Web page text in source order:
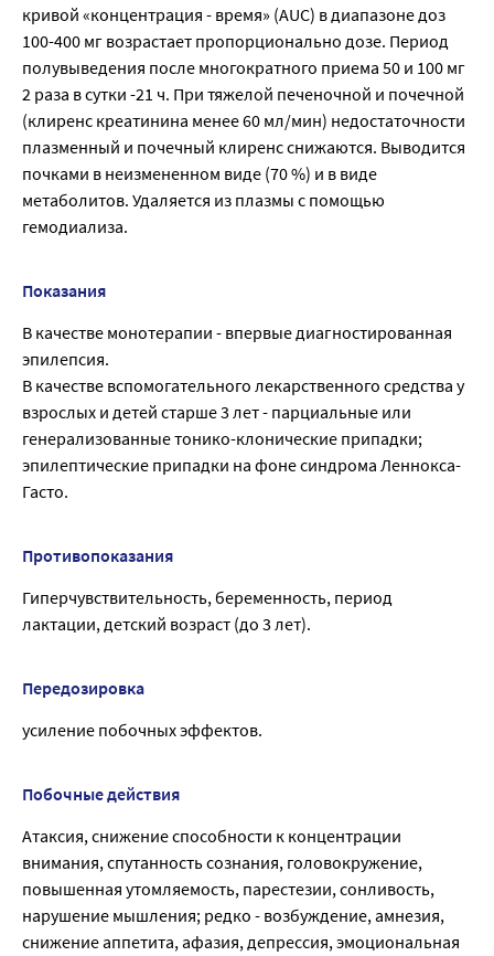
кривой «концентрация - время» (AUC) в диапазоне доз
100-400 мг возрастает пропорционально дозе. Период
полувыведения после многократного приема 50 и 100 мг
2 раза в сутки -21 ч. При тяжелой печеночной и почечной
(клиренс креатинина менее 60 мл/мин) недостаточности
плазменный и почечный клиренс снижаются. Выводится
почками в неизмененном виде (70 %) и в виде
метаболитов. Удаляется из плазмы с помощью
гемодиализа.
Показания
В качестве монотерапии - впервые диагностированная
эпилепсия.
В качестве вспомогательного лекарственного средства у
взрослых и детей старше 3 лет - парциальные или
генерализованные тонико-клонические припадки;
эпилептические припадки на фоне синдрома Леннокса-
Гасто.
Противопоказания
Гиперчувствительность, беременность, период
лактации, детский возраст (до 3 лет).
Передозировка
усиление побочных эффектов.
Побочные действия
Атаксия, снижение способности к концентрации
внимания, спутанность сознания, головокружение,
повышенная утомляемость, парестезии, сонливость,
нарушение мышления; редко - возбуждение, амнезия,
снижение аппетита, афазия, депрессия, эмоциональная